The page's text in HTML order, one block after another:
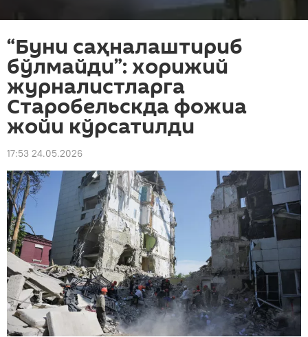
“Буни саҳналаштириб
бўлмайди”: хорижий
журналистларга
Старобельскда фожиа
жойи кўрсатилди
17:53 24.05.2026